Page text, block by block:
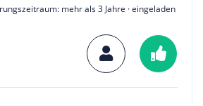
mehr als 3 Jahre · eingeladen